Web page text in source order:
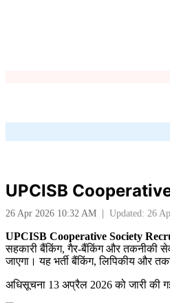
UPCISB Cooperative
26 Apr 2026 10:32 AM | Updated: 26
UPCISB Cooperative Society
सहकारी बैंकिंग, गैर-बैंकिंग और तकनीकी
जाएगा। यह भर्ती बैंकिंग, लिपिकीय और
अधिसूचना 13 अप्रैल 2026 को जारी